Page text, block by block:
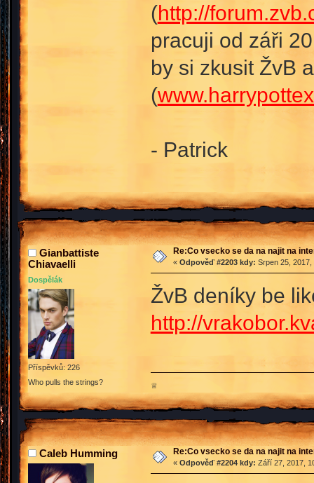
(http://
pracuji od záři
by si zkusit ŽvB
(
- Patrick
Gianbattiste
Chiavaelli
Dospělák
Příspěvků: 226
Who pulls the strings?
Re:Co vsecko se da na najit na
« Odpověď #2203 kdy: Srpen 25,
ŽvB deníky be
http://
♕
Caleb Humming Re:Co vsecko se da na najit na
« Odpověď #2204 kdy: Září 27, 2017,